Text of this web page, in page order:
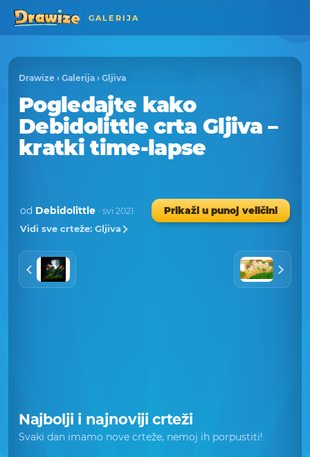
GALERIJA
Drawize › Galerija › Gljiva
Pogledajte kako
Debidolittle crta Gljiva –
kratki time-lapse
od Debidolittle · svi 2021
Prikaži u punoj veličini
Vidi sve crteže: Gljiva
Najbolji i najnoviji crteži
Svaki dan imamo nove crteže, nemoj ih porpustiti!